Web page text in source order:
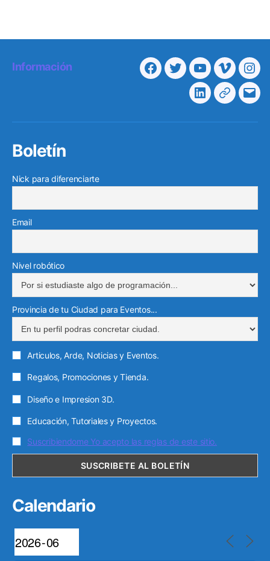
Información
Facebook
TwitterYoutubeVimeo
LinkedinTelegram
Boletín
Nick para diferenciarte
Email
Nivel robótico
Provincia de tu Ciudad para Eventos...
Articulos, Arde, Noticias y Eventos.
Regalos, Promociones y Tienda.
Diseño e Impresion 3D.
Educación, Tutoriales y Proyectos.
Suscribiendome Yo acepto las reglas de este sitio.
Calendario